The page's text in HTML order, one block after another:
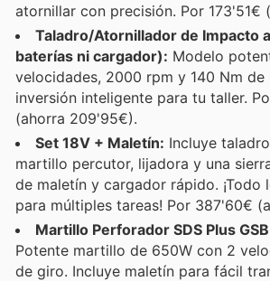
atornillar con precisión. Por 173'51€
Taladro/Atornillador de Impacto
baterías ni cargador): Modelo
velocidades, 2000 rpm y 140 Nm de
inversión inteligente para tu taller.
(ahorra 209'95€).
Set 18V + Maletín: Incluye
martillo percutor, lijadora y una
de maletín y cargador rápido. ¡Todo
para múltiples tareas! Por 387'60€
Martillo Perforador SDS Plus
Potente martillo de 650W con 2
de giro. Incluye maletín para fácil